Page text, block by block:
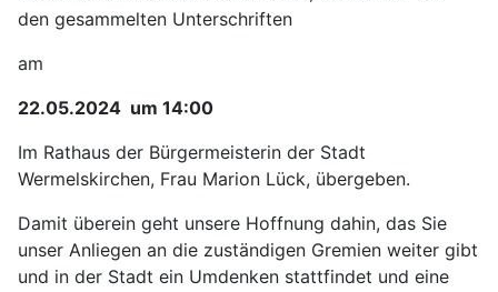
den gesammelten Unterschriften
am
22.05.2024 um 14:00
Im Rathaus der Bürgermeisterin der Stadt
Wermelskirchen, Frau Marion Lück, übergeben.
Damit überein geht unsere Hoffnung dahin, das Sie
unser Anliegen an die zuständigen Gremien weiter gibt
und in der Stadt ein Umdenken stattfindet und eine